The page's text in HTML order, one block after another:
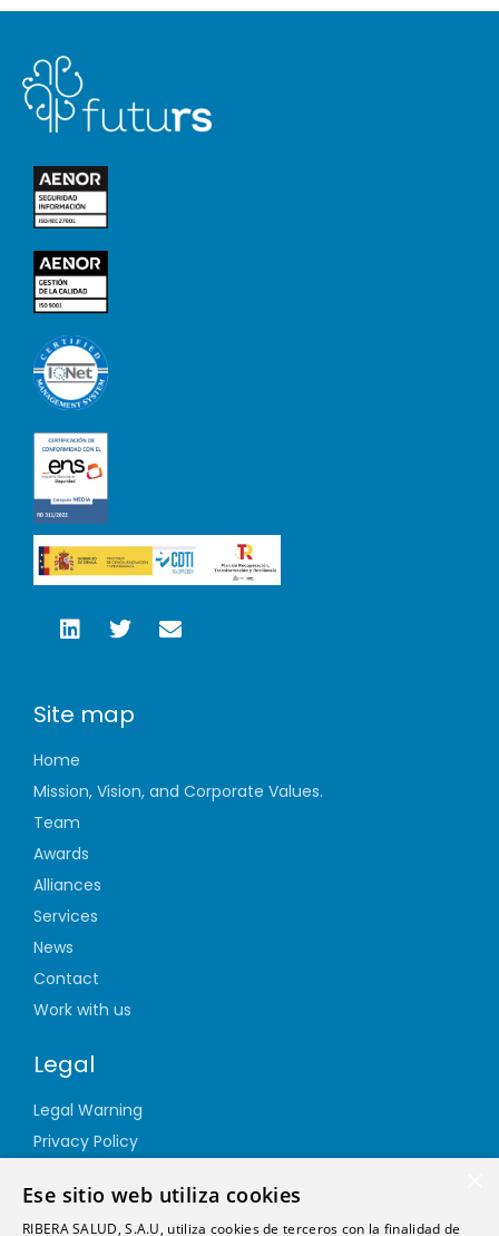
Site map
Home
Mission, Vision, and Corporate Values.
Team
Awards
Alliances
Services
News
Contact
Work with us
Legal
Legal Warning
Privacy Policy
Quality Policy
Ese sitio web utiliza cookies
RIBERA SALUD, S.A.U, utiliza cookies de terceros con la finalidad de